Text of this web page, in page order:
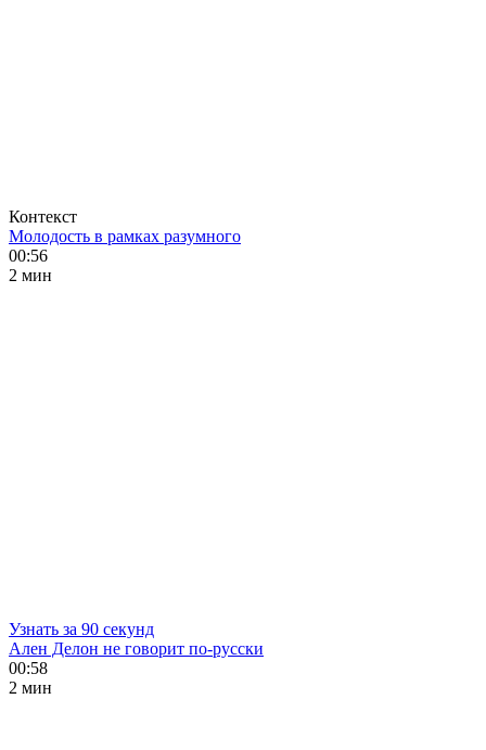
Контекст
Молодость в рамках разумного
00:56
2 мин
Узнать за 90 секунд
Ален Делон не говорит по-русски
00:58
2 мин